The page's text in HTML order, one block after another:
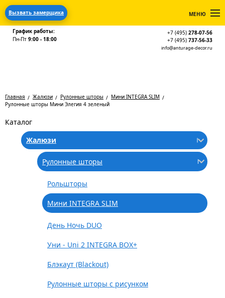
Вызвать замерщика МЕНЮ
График работы:
Пн-Пт 9:00 - 18:00
+7 (495) 278-07-56
+7 (495) 737-56-33
info@anturage-decor.ru
Главная Жалюзи Рулонные шторы
Мини INTEGRA SLIM
Рулонные шторы Мини Элегия 4 зеленый
Каталог
Жалюзи
Рулонные шторы
Рольшторы
Мини INTEGRA SLIM
День Ночь DUO
Уни - Uni 2 INTEGRA BOX+
Блэкаут (Blackout)
Рулонные шторы с рисунком